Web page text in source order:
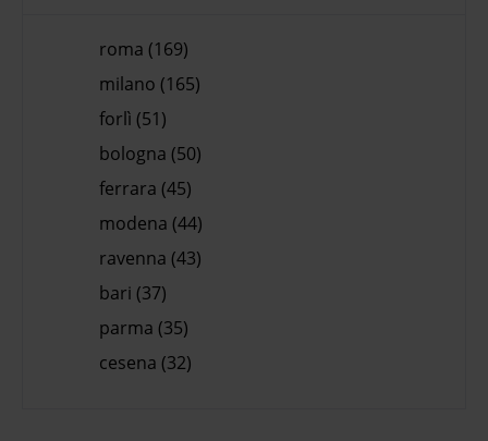
roma (169)
milano (165)
forlì (51)
bologna (50)
ferrara (45)
modena (44)
ravenna (43)
bari (37)
parma (35)
cesena (32)